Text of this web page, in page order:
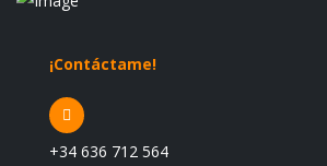
¡Contáctame!
+34 636 712 564